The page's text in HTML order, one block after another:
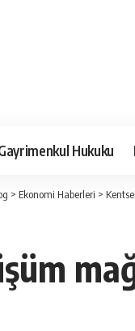
Hukuku
> Ekonomi Haberleri >